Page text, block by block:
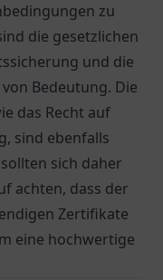
zu
die gesetzlichen
und die
Bedeutung. Die
das Recht auf
sind ebenfalls
sich daher
achten, dass der
Zertifikate
eine hochwertige